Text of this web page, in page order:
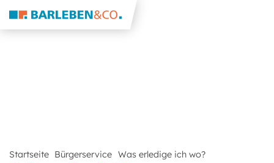
Startseite Bürgerservice Was erledige ich wo?